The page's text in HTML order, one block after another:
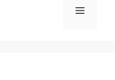
Меню